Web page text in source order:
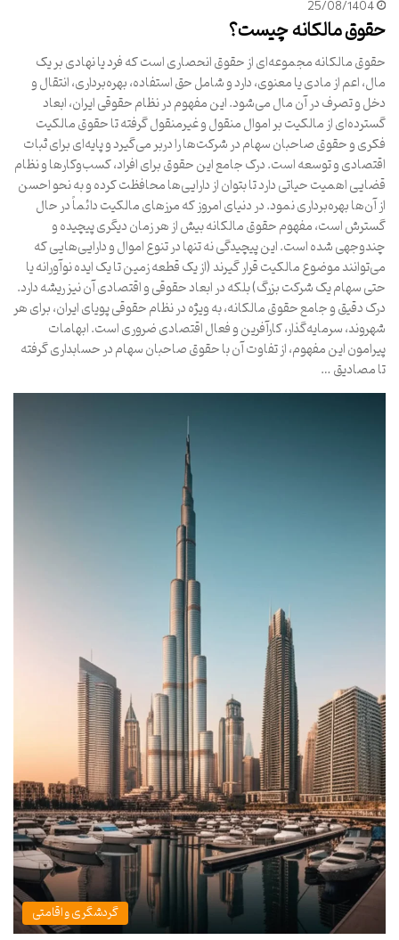
25/08/1404
حقوق مالکانه چیست؟
حقوق مالکانه مجموعه‌ای از حقوق انحصاری است که فرد یا نهادی بر یک
مال، اعم از مادی یا معنوی، دارد و شامل حق استفاده، بهره‌برداری، انتقال و
دخل و تصرف در آن مال می‌شود. این مفهوم در نظام حقوقی ایران، ابعاد
گسترده‌ای از مالکیت بر اموال منقول و غیرمنقول گرفته تا حقوق مالکیت
فکری و حقوق صاحبان سهام در شرکت‌ها را دربر می‌گیرد و پایه‌ای برای ثبات
اقتصادی و توسعه است. درک جامع این حقوق برای افراد، کسب‌وکارها و نظام
قضایی اهمیت حیاتی دارد تا بتوان از دارایی‌ها محافظت کرده و به نحو احسن
از آن‌ها بهره‌برداری نمود. در دنیای امروز که مرزهای مالکیت دائماً در حال
گسترش است، مفهوم حقوق مالکانه بیش از هر زمان دیگری پیچیده و
چندوجهی شده است. این پیچیدگی نه تنها در تنوع اموال و دارایی‌هایی که
می‌توانند موضوع مالکیت قرار گیرند (از یک قطعه زمین تا یک ایده نوآورانه یا
حتی سهام یک شرکت بزرگ) بلکه در ابعاد حقوقی و اقتصادی آن نیز ریشه دارد.
درک دقیق و جامع حقوق مالکانه، به ویژه در نظام حقوقی پویای ایران، برای هر
شهروند، سرمایه‌گذار، کارآفرین و فعال اقتصادی ضروری است. ابهامات
پیرامون این مفهوم، از تفاوت آن با حقوق صاحبان سهام در حسابداری گرفته
تا مصادیق …
گردشگری و اقامتی